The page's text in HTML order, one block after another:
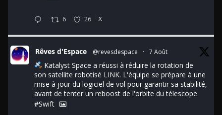
6 26 X
Rêves d'Espace @revesdespace · 7 Août
Katalyst Space a réussi à réduire la rotation de
son satellite robotisé LINK. L'équipe se prépare à une
mise à jour du logiciel de vol pour garantir sa stabilité,
avant de tenter un reboost de l'orbite du télescope
#Swift